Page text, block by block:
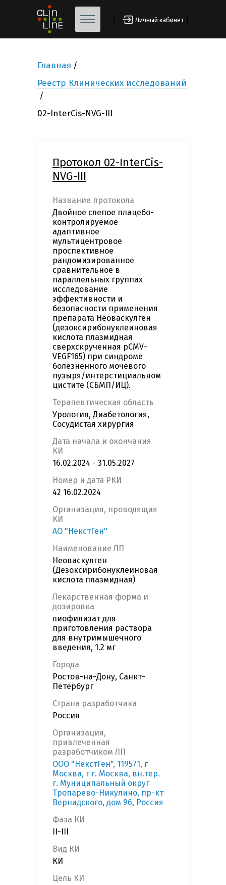
Личный кабинет
Главная
Реестр Клинических исследований
02-InterCis-NVG-III
Протокол 02-InterCis-
NVG-III
Название протокола
Двойное слепое плацебо-
контролируемое
адаптивное
мультицентровое
проспективное
рандомизированное
сравнительное в
параллельных группах
исследование
эффективности и
безопасности применения
препарата Неоваскулген
(дезоксирибонуклеиновая
кислота плазмидная
сверхскрученная pCMV-
VEGF165) при синдроме
болезненного мочевого
пузыря/интерстициальном
цистите (СБМП/ИЦ).
Терапевтическая область
Урология, Диабетология,
Сосудистая хирургия
Дата начала и окончания
КИ
16.02.2024 - 31.05.2027
Номер и дата РКИ
42 16.02.2024
Организация, проводящая
КИ
АО "НекстГен"
Наименование ЛП
Неоваскулген
(Дезоксирибонуклеиновая
кислота плазмидная)
Лекарственная форма и
дозировка
лиофилизат для
приготовления раствора
для внутримышечного
введения, 1.2 мг
Города
Ростов-на-Дону, Санкт-
Петербург
Страна разработчика
Россия
Организация,
привлеченная
разработчиком ЛП
ООО "НекстГен", 119571, г
Москва, г г. Москва, вн.тер.
г. Муниципальный округ
Тропарево-Никулино, пр-кт
Вернадского, дом 96, Россия
Фаза КИ
II-III
Вид КИ
КИ
Цель КИ